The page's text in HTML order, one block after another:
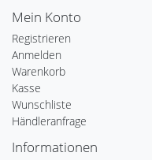
Mein Konto
Registrieren
Anmelden
Warenkorb
Kasse
Wunschliste
Händleranfrage
Informationen